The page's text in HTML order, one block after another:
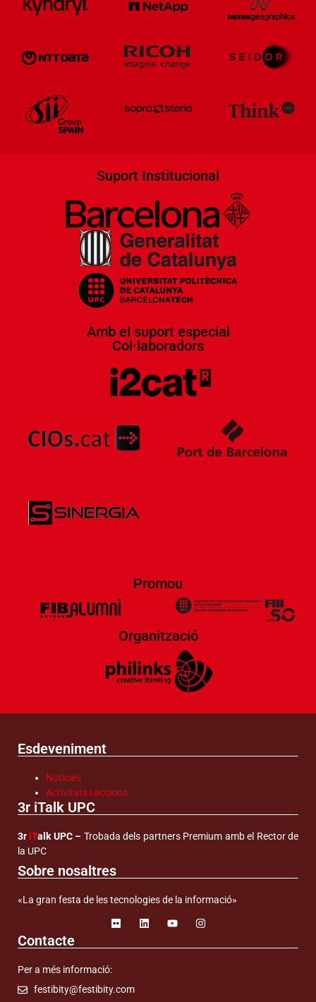
Suport Institucional
Amb el suport especial
Col·laboradors​
Promou
Organització
Esdeveniment
Notícies
Activitats i accions
3r iTalk UPC
3r iTalk UPC – Trobada dels partners Premium amb el Rector de
la UPC
Sobre nosaltres
«La gran festa de les tecnologies de la informació»
Contacte
Per a més informació:
festibity@festibity.com